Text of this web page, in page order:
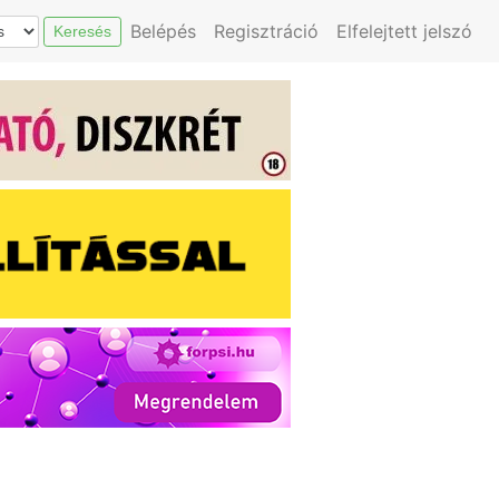
Keresés Belépés Regisztráció Elfelejtett jelszó